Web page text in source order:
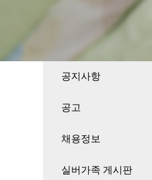
공지사항
공고
채용정보
실버가족 게시판